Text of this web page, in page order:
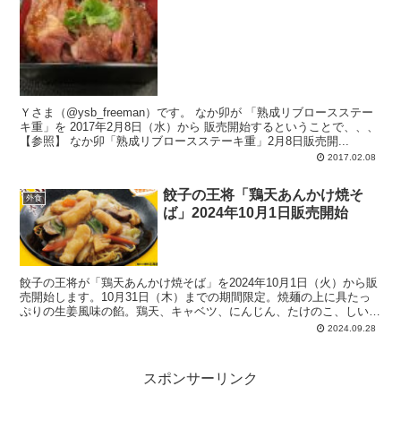
Ｙさま（@ysb_freeman）です。 なか卯が 「熟成リブロースステー
キ重」を 2017年2月8日（水）から 販売開始するということで、、、
【参照】 なか卯「熟成リブロースステーキ重」2月8日販売開...
2017.02.08
外食
餃子の王将「鶏天あんかけ焼そ
ば」2024年10月1日販売開始
餃子の王将が「鶏天あんかけ焼そば」を2024年10月1日（火）から販
売開始します。10月31日（木）までの期間限定。焼麺の上に具たっ
ぷりの生姜風味の餡。鶏天、キャベツ、にんじん、たけのこ、しいた
2024.09.28
スポンサーリンク